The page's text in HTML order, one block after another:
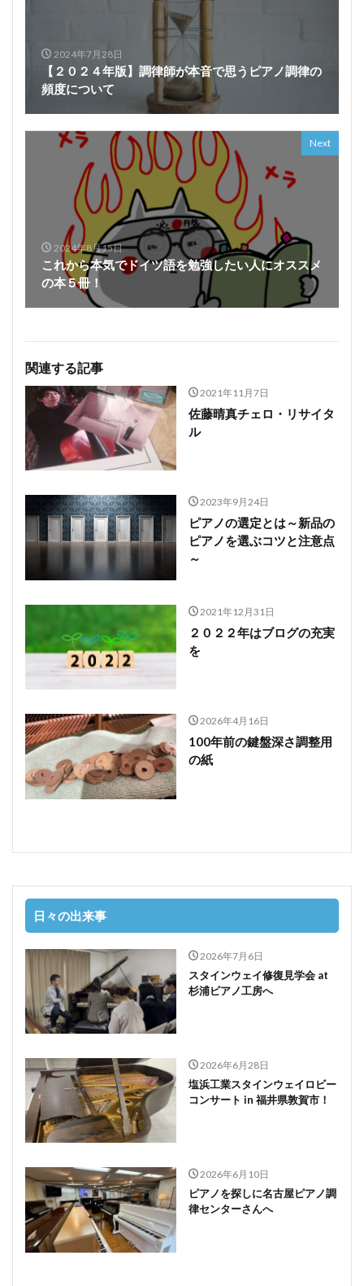
2024年7月28日
【２０２４年版】調律師が本音で思うピアノ調律の
頻度について
Next
2024年8月15日
これから本気でドイツ語を勉強したい人にオススメ
の本５冊！
関連する記事
2021年11月7日
佐藤晴真チェロ・リサイタ
ル
2023年9月24日
ピアノの選定とは～新品の
ピアノを選ぶコツと注意点
～
2021年12月31日
２０２２年はブログの充実
を
2026年4月16日
100年前の鍵盤深さ調整用
の紙
日々の出来事
2026年7月6日
スタインウェイ修復見学会 at
杉浦ピアノ工房へ
2026年6月28日
塩浜工業スタインウェイロビー
コンサート in 福井県敦賀市！
2026年6月10日
ピアノを探しに名古屋ピアノ調
律センターさんへ